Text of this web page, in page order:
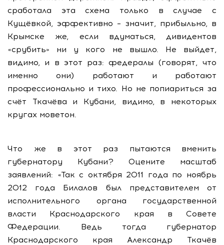
сработала эта схема только в случае с
Кущёвкой, эффективно – значит, прибыльно, в
Крымске же, если вдуматься, дивидентов
«срубить» ни у кого не вышло. Не выйдет,
видимо, и в этот раз: федералы (говорят, что
именно они) работают и работают
профессионально и тихо. Но не попиариться за
счёт Ткачёва и Кубани, видимо, в некоторых
кругах моветон.
Что же в этот раз пытаются вменить
губернатору Кубани? Оцените масштаб
заявлений: «Так с октября 2011 года по ноябрь
2012 года Билалов был представителем от
исполнительного органа государственной
власти Краснодарского края в Совете
Федерации. Ведь тогда губернатор
Краснодарского края Александр Ткачёв